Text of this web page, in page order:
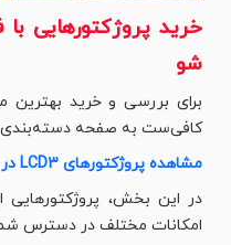
شو
کافی‌ست به صفحه دسته‌بندی
مشاهده پروژکتورهای 3
LCD
در این بخش، پروژکتورهایی
امکانات مختلف در دسترس شما